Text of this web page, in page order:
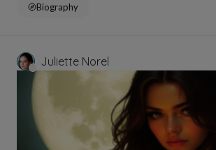
Biography
Juliette Norel